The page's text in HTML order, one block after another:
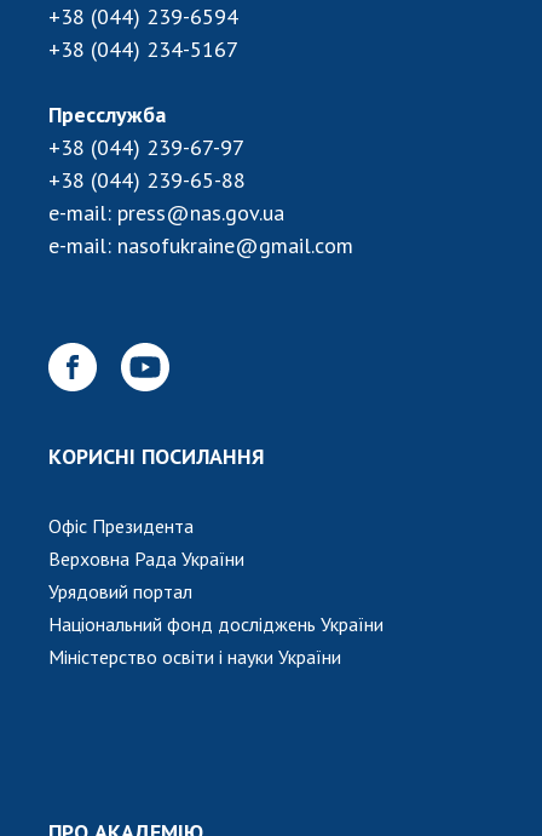
Охорона прав інтелектуальної власності та
трансфер технологій в наукових установах
надбання
Центри колективного користування
науковими приладами НАН України
Оцінювання ефективності діяльності
наукових установ
Конкурси наукових досліджень НАН України
Робота з молоддю
МІЖНАРОДНЕ СПІВРОБІТНИЦТВО
Членство в міжнародних організаціях
Міжнародні угоди
Міжнародні програми та конкурси
ДОКУМЕНТИ
+38 (044) 239-6594
+38 (044) 234-5167
Пресслужба
+38 (044) 239-67-97
+38 (044) 239-65-88
e-mail: press@nas.gov.ua
e-mail: nasofukraine@gmail.com
КОРИСНІ ПОСИЛАННЯ
Офіс Президента
Верховна Рада України
Урядовий портал
Національний фонд досліджень України
Міністерство освіти і науки України